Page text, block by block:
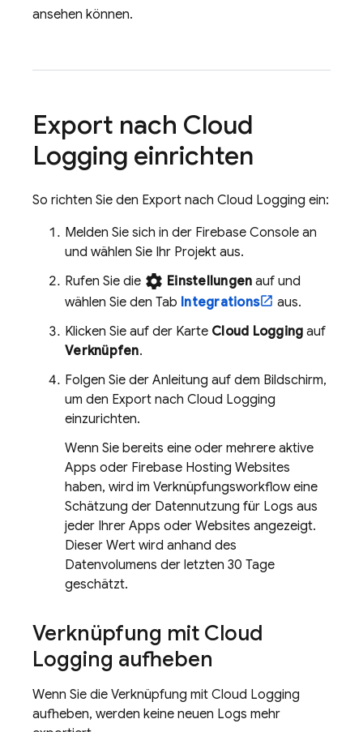
ansehen können.
Export nach Cloud
Logging einrichten
So richten Sie den Export nach Cloud Logging ein:
Melden Sie sich in der Firebase Console an
und wählen Sie Ihr Projekt aus.
Rufen Sie die settings Einstellungen auf und
wählen Sie den Tab Integrations
aus.
Klicken Sie auf der Karte Cloud Logging auf
Verknüpfen.
Folgen Sie der Anleitung auf dem Bildschirm,
um den Export nach Cloud Logging
einzurichten.
Wenn Sie bereits eine oder mehrere aktive
Apps oder Firebase Hosting Websites
haben, wird im Verknüpfungsworkflow eine
Schätzung der Datennutzung für Logs aus
jeder Ihrer Apps oder Websites angezeigt.
Dieser Wert wird anhand des
Datenvolumens der letzten 30 Tage
geschätzt.
Verknüpfung mit Cloud
Logging aufheben
Wenn Sie die Verknüpfung mit Cloud Logging
aufheben, werden keine neuen Logs mehr